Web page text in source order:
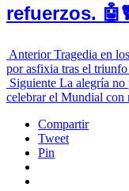
refuerzos.
Anterior Tragedia en
por asfixia tras el
Siguiente La alegría no
celebrar el Mundial con
Compartir
Tweet
Pin